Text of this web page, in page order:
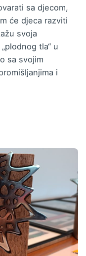
sa djecom,
će djeca razviti
svoja
tla“ u
sa svojim
i